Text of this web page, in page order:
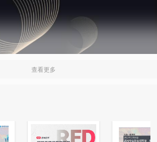
查看更多